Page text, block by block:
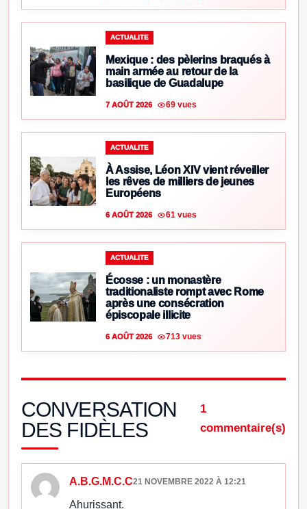
ACTUALITE
Mexique : des pèlerins braqués à
main armée au retour de la
basilique de Guadalupe
7 AOÛT 2026 69 vues
ACTUALITE
À Assise, Léon XIV vient réveiller
les rêves de milliers de jeunes
Européens
6 AOÛT 2026 61 vues
ACTUALITE
Écosse : un monastère
traditionaliste rompt avec Rome
après une consécration
épiscopale illicite
6 AOÛT 2026 713 vues
CONVERSATION
DES FIDÈLES
1
commentaire(s)
A.B.G.M.C.C21 NOVEMBRE 2022 À 12:21
Ahurissant.